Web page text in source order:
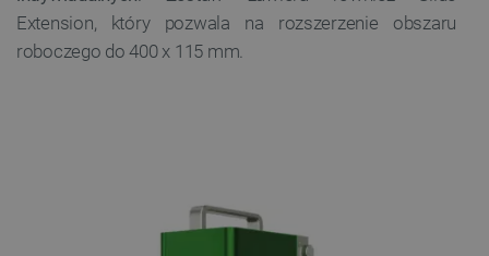
Extension, który pozwala na rozszerzenie obszaru
roboczego do 400 x 115 mm.